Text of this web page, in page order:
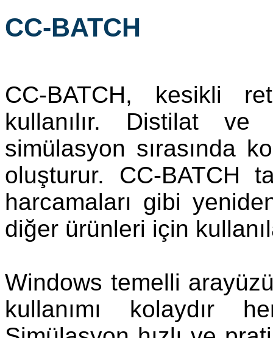
CC-BATCH
CC-BATCH, kesikli
kullanılır. Distilat ve
simülasyon sırasında
oluşturur. CC-BATCH
harcamaları gibi
diğer ürünleri için
Windows temelli
kullanımı kolaydır